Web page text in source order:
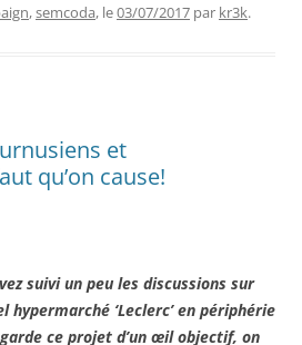
,semcoda, le03/07/2017 par kr3k.
et
qu’on cause!
suivi un peu les discussions sur
hypermarché ‘Leclerc’ en périphérie
ce projet d’un œil objectif, on